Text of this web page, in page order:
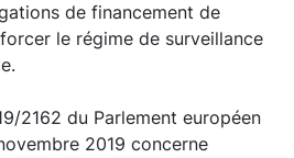
de financement de
le régime de surveillance
2162 du Parlement européen
2019 concerne